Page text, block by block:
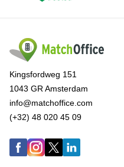
Kingsfordweg 151
1043 GR Amsterdam
info@matchoffice.com
(+32) 48 020 45 09